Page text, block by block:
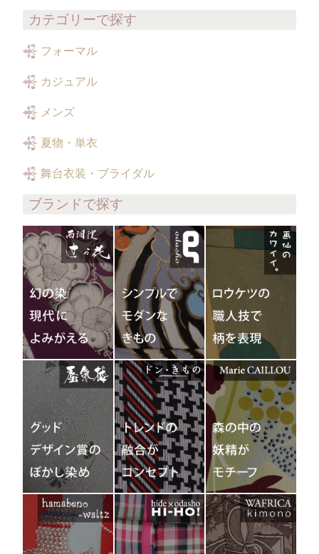
カテゴリーで探す
フォーマル
カジュアル
メンズ
夏物・単衣
舞台衣装・ブライダル
ブランドで探す